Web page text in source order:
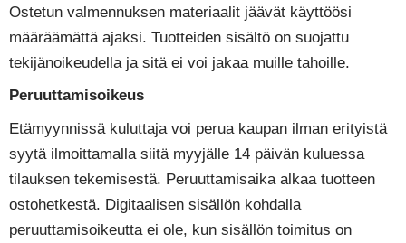
Ostetun valmennuksen materiaalit jäävät käyttöösi
määräämättä ajaksi. Tuotteiden sisältö on suojattu
tekijänoikeudella ja sitä ei voi jakaa muille tahoille.
Pe­ruut­ta­mi­soi­keus
Etämyynnissä kuluttaja voi perua kaupan ilman erityistä
syytä ilmoittamalla siitä myyjälle 14 päivän kuluessa
tilauksen tekemisestä. Peruuttamisaika alkaa tuotteen
ostohetkestä. Digitaalisen sisällön kohdalla
peruuttamisoikeutta ei ole, kun sisällön toimitus on